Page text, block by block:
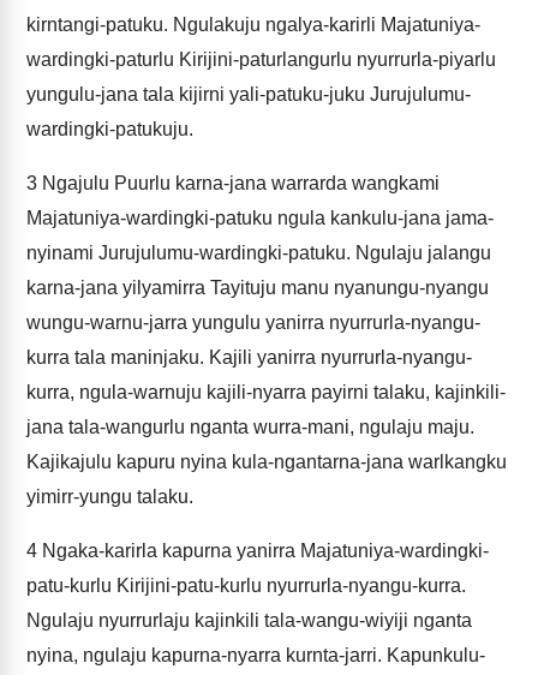
kirntangi-patuku. Ngulakuju ngalya-karirli Majatuniya-
wardingki-paturlu Kirijini-paturlangurlu nyurrurla-piyarlu
yungulu-jana tala kijirni yali-patuku-juku Jurujulumu-
wardingki-patukuju.
3 Ngajulu Puurlu karna-jana warrarda wangkami
Majatuniya-wardingki-patuku ngula kankulu-jana jama-
nyinami Jurujulumu-wardingki-patuku. Ngulaju jalangu
karna-jana yilyamirra Tayituju manu nyanungu-nyangu
wungu-warnu-jarra yungulu yanirra nyurrurla-nyangu-
kurra tala maninjaku. Kajili yanirra nyurrurla-nyangu-
kurra, ngula-warnuju kajili-nyarra payirni talaku, kajinkili-
jana tala-wangurlu nganta wurra-mani, ngulaju maju.
Kajikajulu kapuru nyina kula-ngantarna-jana warlkangku
yimirr-yungu talaku.
4 Ngaka-karirla kapurna yanirra Majatuniya-wardingki-
patu-kurlu Kirijini-patu-kurlu nyurrurla-nyangu-kurra.
Ngulaju nyurrurlaju kajinkili tala-wangu-wiyiji nganta
nyina, ngulaju kapurna-nyarra kurnta-jarri. Kapunkulu-